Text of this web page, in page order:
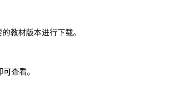
教材版本进行下载。
查看。